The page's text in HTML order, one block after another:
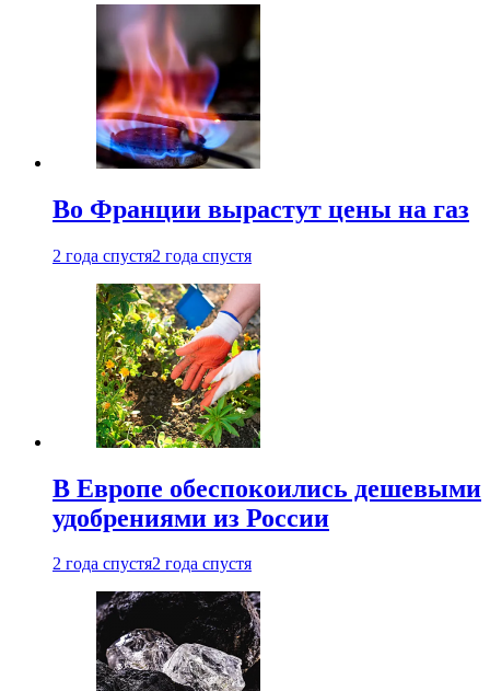
Во Франции вырастут цены на газ
2 года спустя2 года спустя
В Европе обеспокоились дешевыми
удобрениями из России
2 года спустя2 года спустя